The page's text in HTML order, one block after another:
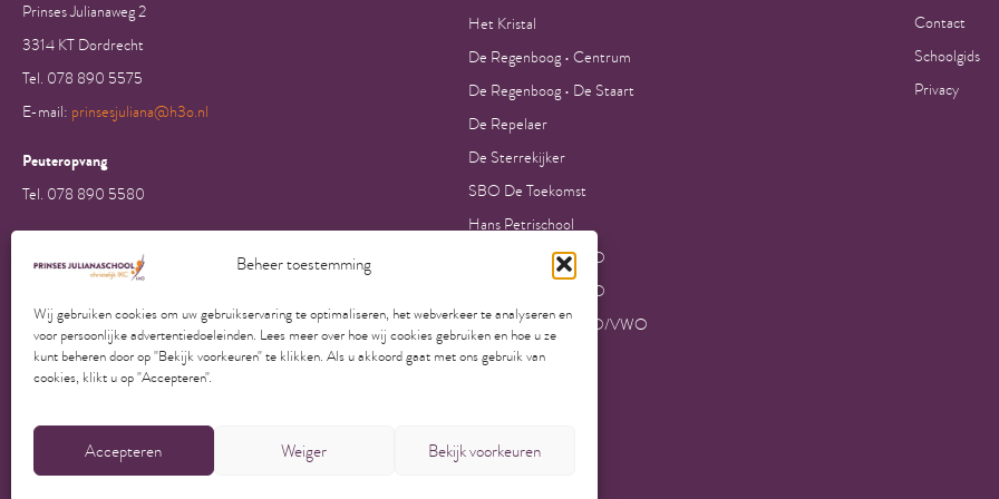
Beheer toestemming
Wij gebruiken cookies om uw gebruikservaring te optimaliseren, het webverkeer te analyseren en
voor persoonlijke advertentiedoeleinden. Lees meer over hoe wij cookies gebruiken en hoe u ze
kunt beheren door op "Bekijk voorkeuren" te klikken. Als u akkoord gaat met ons gebruik van
cookies, klikt u op "Accepteren".
Accepteren Weiger Bekijk voorkeuren
Prinses Julianaweg 2
3314 KT Dordrecht
Tel. 078 890 5575
E-mail: prinsesjuliana@h3o.nl
Peuteropvang
Tel. 078 890 5580
Het Kristal
De Regenboog • Centrum
De Regenboog • De Staart
De Repelaer
De Sterrekijker
SBO De Toekomst
Hans Petrischool
Insula College VMBO
Insula College MAVO
Insula College HAVO/VWO
Contact
Schoolgids
Privacy
Copyright © 2023 - 2025 IKC Prinses Julianaschool | Onderdeel van Stichting H3O